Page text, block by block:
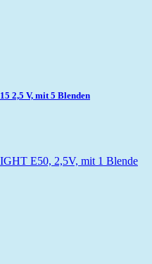
2,5 V, mit 5 Blenden